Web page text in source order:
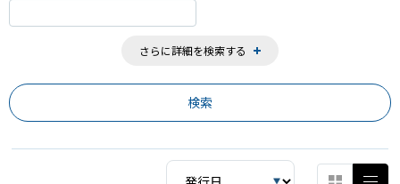
さらに詳細を検索する